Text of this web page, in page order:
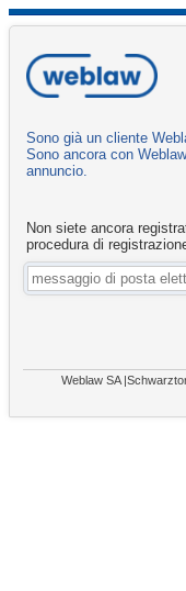
Sono già un cliente
Sono ancora con
annuncio.
Non siete ancora
procedura di
Weblaw SA